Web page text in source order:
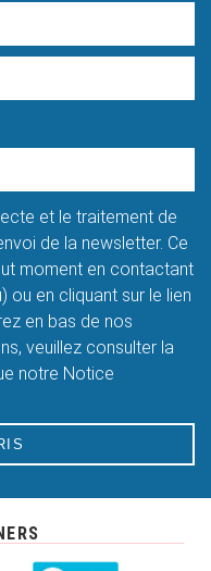
et le traitement de
de la newsletter. Ce
moment en contactant
ou en cliquant sur le lien
en bas de nos
veuillez consulter la
notre Notice